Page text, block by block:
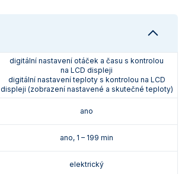
digitální nastavení otáček a času s kontrolou
na LCD displeji
digitální nastavení teploty s kontrolou na LCD
displeji (zobrazení nastavené a skutečné teploty)
ano
ano, 1 – 199 min
elektrický